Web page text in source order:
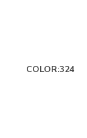
COLOR:324